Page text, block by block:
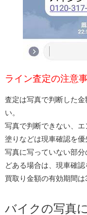
ライン査定の注意
査定は写真で判断した
い。
写真で判断できない、
塗りなどは現車確認を優
写真に写っていない部
どある場合は、現車確認
買取り金額の有効期間は
バイクの写真